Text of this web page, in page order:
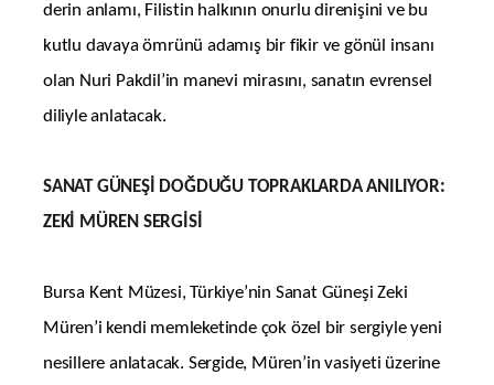
derin anlamı, Filistin halkının onurlu direnişini ve bu
kutlu davaya ömrünü adamış bir fikir ve gönül insanı
olan Nuri Pakdil’in manevi mirasını, sanatın evrensel
diliyle anlatacak.
SANAT GÜNEŞİ DOĞDUĞU TOPRAKLARDA ANILIYOR:
ZEKİ MÜREN SERGİSİ
Bursa Kent Müzesi, Türkiye’nin Sanat Güneşi Zeki
Müren’i kendi memleketinde çok özel bir sergiyle yeni
nesillere anlatacak. Sergide, Müren’in vasiyeti üzerine